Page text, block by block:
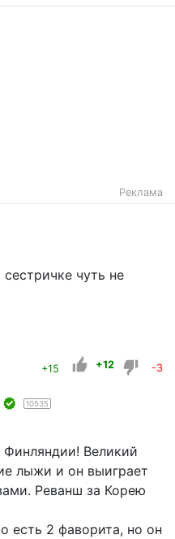
Реклама
чуть не
+15 +12 -3
10535
Великий
лыжи и он выиграет
Реванш за Корею
есть 2 фаворита, но он